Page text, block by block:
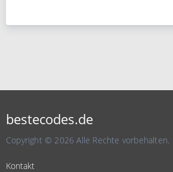
bestecodes.de
Copyright © 2026 Alle Rechte vorbehalten.
Kontakt